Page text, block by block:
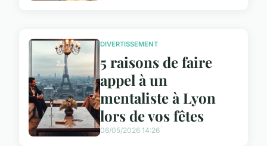
DIVERTISSEMENT
5 raisons de faire
appel à un
mentaliste à Lyon
lors de vos fêtes
06/05/2026 14:26